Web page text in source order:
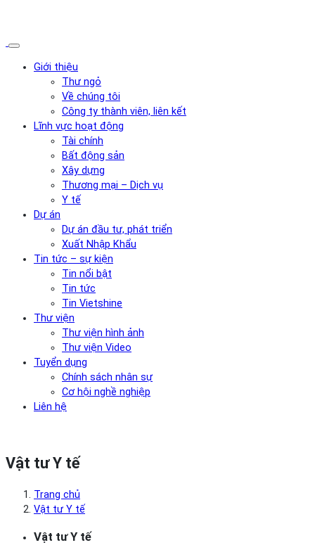
Giới thiệu
Thư ngỏ
Về chúng tôi
Công ty thành viên, liên kết
Lĩnh vực hoạt động
Tài chính
Bất động sản
Xây dựng
Thương mại – Dịch vụ
Y tế
Dự án
Dự án đầu tư, phát triển
Xuất Nhập Khẩu
Tin tức – sự kiện
Tin nổi bật
Tin tức
Tin Vietshine
Thư viện
Thư viện hình ảnh
Thư viện Video
Tuyển dụng
Chính sách nhân sự
Cơ hội nghề nghiệp
Liên hệ
Vật tư Y tế
Trang chủ
Vật tư Y tế
Vật tư Y tế